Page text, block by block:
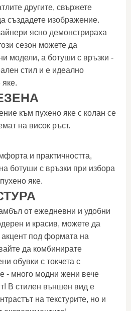
другите, свържете
създадете изображение.
ясно демонстрираха
сезон можете да
модели, а ботуши с връзки -
стил и е идеално
към пухено яке с колан се
на висок ръст.
и практичността,
ботуши с връзки при избора
яке.
от ежедневни и удобни
и красив, можете да
под формата на
да комбинирате
обувки с токчета с
- много модни жени вече
В стилен външен вид е
на текстурите, но и